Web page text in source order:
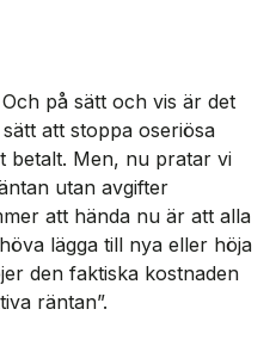
på sätt och vis är det
att stoppa oseriösa
betalt. Men, nu pratar vi
utan avgifter
att hända nu är att alla
lägga till nya eller höja
den faktiska kostnaden
räntan”.